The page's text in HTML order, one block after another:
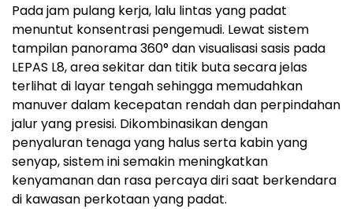
Pada jam pulang kerja, lalu lintas yang padat
menuntut konsentrasi pengemudi. Lewat sistem
tampilan panorama 360° dan visualisasi sasis pada
LEPAS L8, area sekitar dan titik buta secara jelas
terlihat di layar tengah sehingga memudahkan
manuver dalam kecepatan rendah dan perpindahan
jalur yang presisi. Dikombinasikan dengan
penyaluran tenaga yang halus serta kabin yang
senyap, sistem ini semakin meningkatkan
kenyamanan dan rasa percaya diri saat berkendara
di kawasan perkotaan yang padat.